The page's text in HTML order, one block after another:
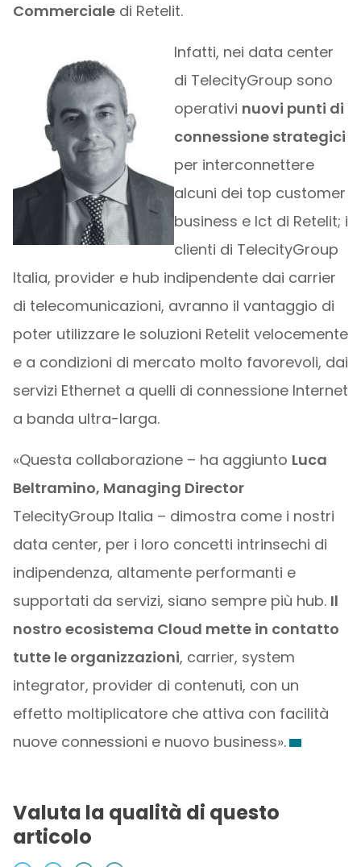
Commercialedi Retelit.
Infatti, nei data center
di TelecityGroup sono
operativi nuovi punti di
connessione strategici
per interconnettere
alcuni dei top customer
business e Ict di Retelit; i
clienti di TelecityGroup
Italia, provider e hub indipendente dai carrier
di telecomunicazioni, avranno il vantaggio di
poter utilizzare le soluzioni Retelit velocemente
e a condizioni di mercato molto favorevoli, dai
servizi Ethernet a quelli di connessione Internet
a banda ultra-larga.
«Questa collaborazione – ha aggiunto Luca
Beltramino, Managing Director
TelecityGroup Italia – dimostra come i nostri
data center, per i loro concetti intrinsechi di
indipendenza, altamente performanti e
supportati da servizi, siano sempre più hub. Il
nostro ecosistema Cloud mette in contatto
tutte le organizzazioni, carrier, system
integrator, provider di contenuti, con un
effetto moltiplicatore che attiva con facilità
nuove connessioni e nuovo business».
Valuta la qualità di questo
articolo